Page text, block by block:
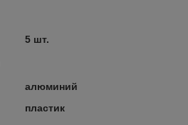
5 шт.
алюминий
пластик